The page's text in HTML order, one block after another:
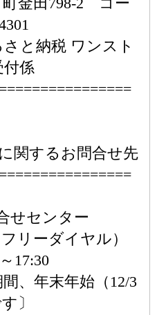
と納税 ワンスト
付係
関するお問合せ先
せセンター
リーダイヤル）
17:30
、年末年始（12/3
〕